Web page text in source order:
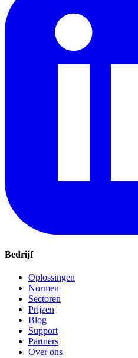
Bedrijf
Oplossingen
Normen
Sectoren
Prijzen
Blog
Support
Partners
Over ons